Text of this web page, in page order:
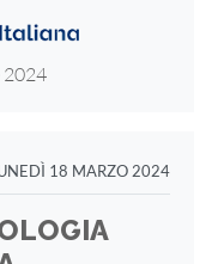
2024
18 MARZO 2024